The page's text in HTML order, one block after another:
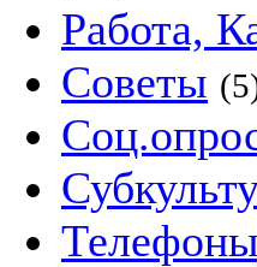
Работа,
Советы